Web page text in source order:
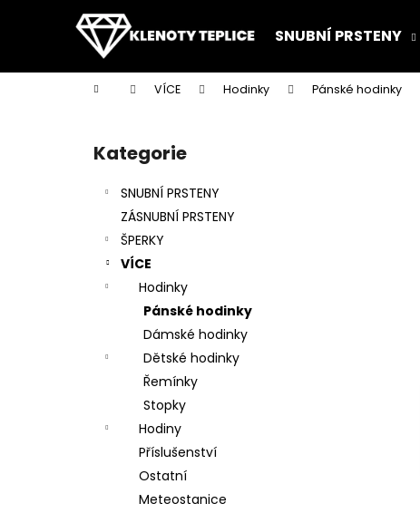
SNUBNÍ PRSTENY
Domů VÍCE Hodinky Pánské hodinky
Přeskočit
kategorie
Kategorie
SNUBNÍ PRSTENY
ZÁSNUBNÍ PRSTENY
ŠPERKY
VÍCE
Hodinky
Pánské hodinky
Dámské hodinky
Dětské hodinky
Řemínky
Stopky
Hodiny
Příslušenství
Ostatní
Meteostanice
í
Zpět
do
Zpět
do